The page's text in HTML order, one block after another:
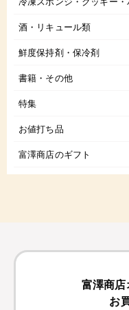
酒・リキュール類
鮮度保持剤・保冷剤
書籍・その他
特集
お値打ち品
富澤商店のギフト
富澤商
お